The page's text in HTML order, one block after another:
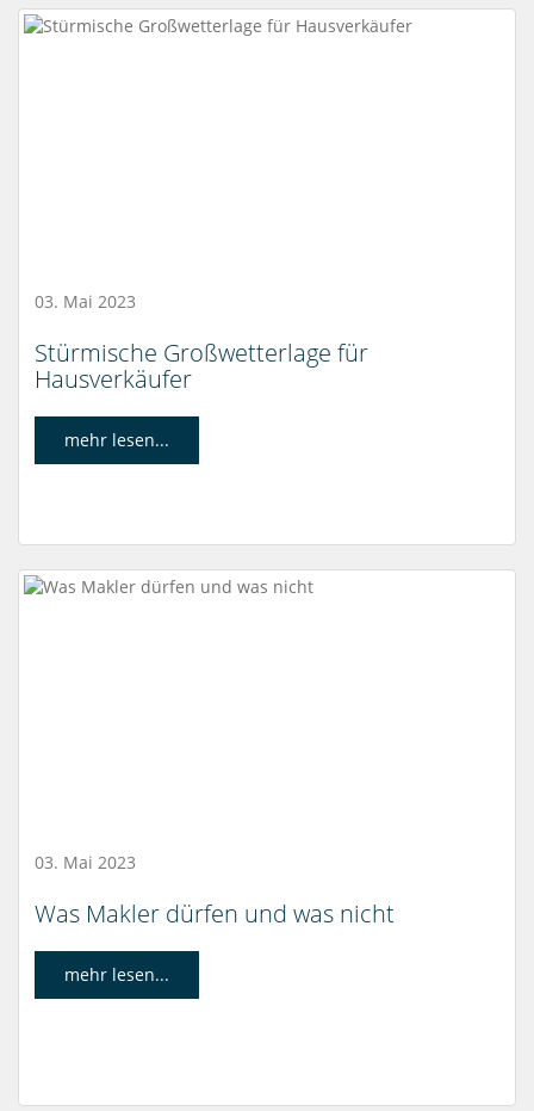
03. Mai 2023
Stürmische Großwetterlage für
Hausverkäufer
mehr lesen...
03. Mai 2023
Was Makler dürfen und was nicht
mehr lesen...